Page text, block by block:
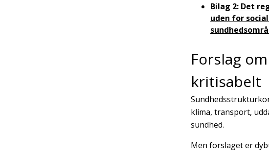
Bilag 2: Det
uden for
Forslag
kritisabelt
klima, transport,
sundhed.
Men forslaget er